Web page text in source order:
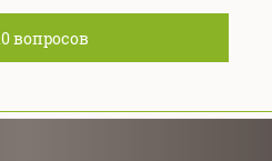
вопросов